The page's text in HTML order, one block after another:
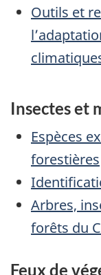
Outils et
Insectes et
Espèces
forestières
Arbres,
forêts du
Feux de